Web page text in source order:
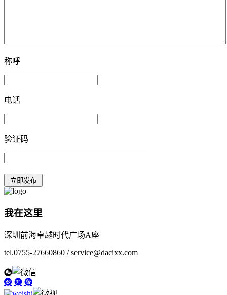
称呼
电话
验证码
我在这里
深圳前海卓越时代广场A座
tel.0755-27660860 / service@dacixx.com